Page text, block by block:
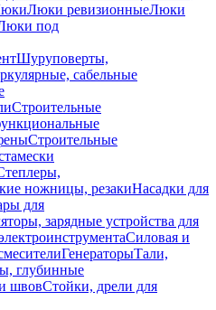
Люки ревизионныеЛюки
под
Шуруповерты,
сабельные
Строительные
Строительные
ножницы, резакиНасадки для
для
зарядные устройства для
Силовая и
ГенераторыТали,
глубинные
швовСтойки, дрели для